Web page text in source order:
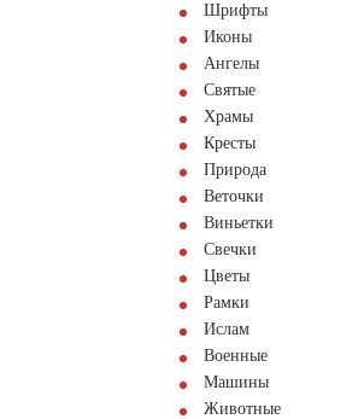
Шрифты
Иконы
Ангелы
Святые
Храмы
Кресты
Природа
Веточки
Виньетки
Свечки
Цветы
Рамки
Ислам
Военные
Машины
Животные